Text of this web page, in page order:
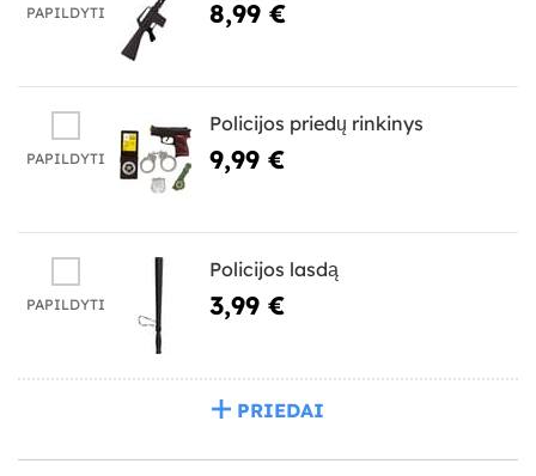
PAPILDYTI 8,99 €
PAPILDYTI
Policijos priedų rinkinys
9,99 €
PAPILDYTI
Policijos lasdą
3,99 €
PRIEDAI